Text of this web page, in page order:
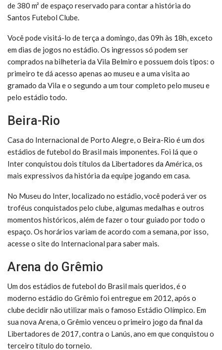
de 380 m² de espaço reservado para contar a história do
Santos Futebol Clube.
Você pode visitá-lo de terça a domingo, das 09h às 18h, exceto
em dias de jogos no estádio. Os ingressos só podem ser
comprados na bilheteria da Vila Belmiro e possuem dois tipos: o
primeiro te dá acesso apenas ao museu e a uma visita ao
gramado da Vila e o segundo a um tour completo pelo museu e
pelo estádio todo.
Beira-Rio
Casa do Internacional de Porto Alegre, o Beira-Rio é um dos
estádios de futebol do Brasil mais imponentes. Foi lá que o
Inter conquistou dois títulos da Libertadores da América, os
mais expressivos da história da equipe jogando em casa.
No Museu do Inter, localizado no estádio, você poderá ver os
troféus conquistados pelo clube, algumas medalhas e outros
momentos históricos, além de fazer o tour guiado por todo o
espaço. Os horários variam de acordo com a semana, por isso,
acesse o site do Internacional para saber mais.
Arena do Grêmio
Um dos estádios de futebol do Brasil mais queridos, é o
moderno estádio do Grêmio foi entregue em 2012, após o
clube decidir não utilizar mais o famoso Estádio Olímpico. Em
sua nova Arena, o Grêmio venceu o primeiro jogo da final da
Libertadores de 2017, contra o Lanús, ano em que conquistou o
terceiro título do torneio.